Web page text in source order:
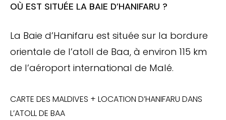
OÙ EST SITUÉE LA BAIE D’HANIFARU ?
La Baie d’Hanifaru est située sur la bordure
orientale de l’atoll de Baa, à environ 115 km
de l’aéroport international de Malé.
CARTE DES MALDIVES + LOCATION D’HANIFARU DANS
L’ATOLL DE BAA